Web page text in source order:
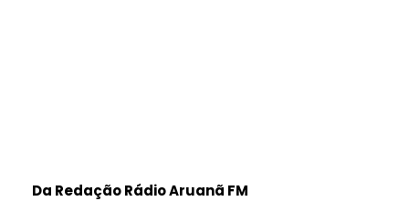
Da Redação Rádio Aruanã FM